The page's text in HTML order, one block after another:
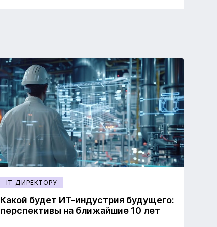
IT-ДИРЕКТОРУ
Какой будет ИТ-индустрия будущего:
перспективы на ближайшие 10 лет